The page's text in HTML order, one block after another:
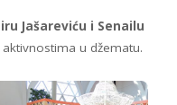
Jašareviću i Senailu
u džematu.